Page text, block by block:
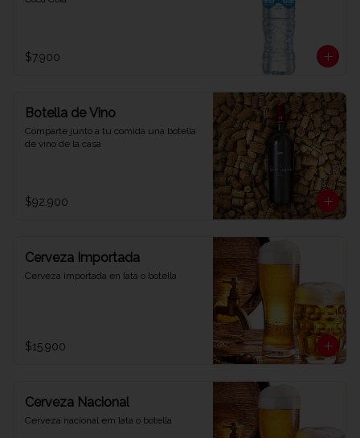
$7.900
Botella de Vino
Comparte junto a tu comida una botella
de vino de la casa
$92.900
Cerveza Importada
Cerveza importada en lata o botella
$15.900
Cerveza Nacional
Cerveza nacional em lata o botella